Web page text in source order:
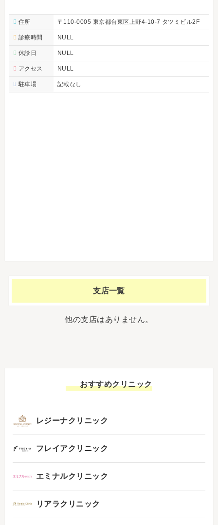
住所 〒110-0005 東京都台東区上野4-10-7 タツミビル2F
診療時間 NULL
休診日 NULL
アクセス NULL
駐車場 記載なし
支店一覧
他の支店はありません。
おすすめクリニック
レジーナクリニック
フレイアクリニック
エミナルクリニック
リアラクリニック